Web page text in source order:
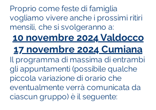
Proprio come feste di famiglia
vogliamo vivere anche i prossimi ritiri
mensili, che si svolgeranno a:
10 novembre 2024 Valdocco
17 novembre 2024 Cumiana
Il programma di massima di entrambi
gli appuntamenti (possibile qualche
piccola variazione di orario che
eventualmente verrà comunicata da
ciascun gruppo) è il seguente: